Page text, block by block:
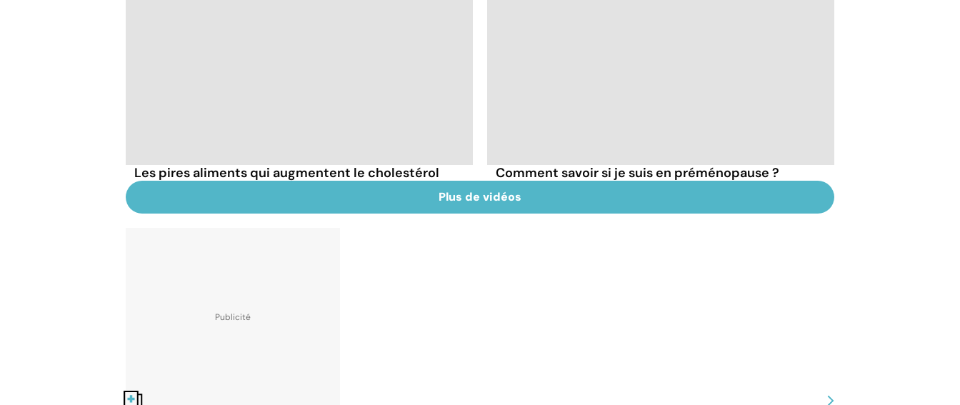
Les pires aliments qui augmentent le cholestérol Comment savoir si je suis en préménopause ?
Plus de vidéos